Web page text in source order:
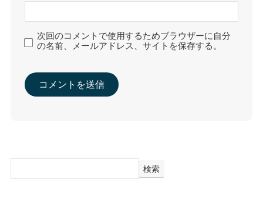
次回のコメントで使用するためブラウザーに自分
の名前、メールアドレス、サイトを保存する。
検索